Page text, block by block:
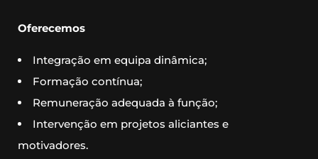
Oferecemos
Integração em equipa dinâmica;
Formação contínua;
Remuneração adequada à função;
Intervenção em projetos aliciantes e
motivadores.